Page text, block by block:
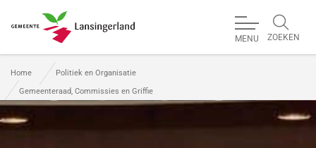
MENU ZOEKEN
Home
Politiek en Organisatie
Gemeenteraad, Commissies en Griffie